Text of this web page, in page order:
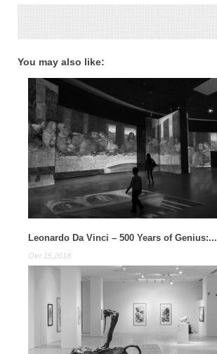
You may also like:
Leonardo Da Vinci – 500 Years of Genius:...
Οκτ 15,2018